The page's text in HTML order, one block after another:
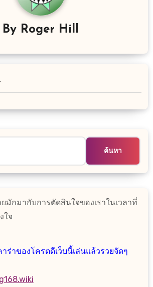
By Roger Hill
มักมากับการตัดสินใจของเราในเวลาที่
ใจ
ร่าของโครตดีเว็บนี้เล่นแล้วรวยจัดๆ